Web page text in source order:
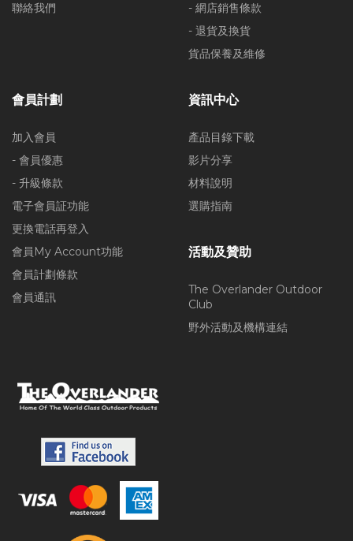
聯絡我們
- 網店銷售條款
- 退貨及換貨
貨品保養及維修
會員計劃
加入會員
- 會員優惠
- 升級條款
電子會員証功能
更換電話再登入
會員My Account功能
會員計劃條款
會員通訊
資訊中心
產品目錄下載
影片分享
材料說明
選購指南
活動及贊助
The Overlander Outdoor
Club
野外活動及機構連結